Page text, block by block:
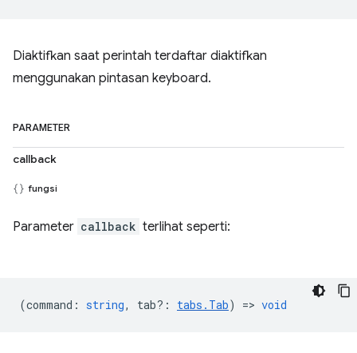
Diaktifkan saat perintah terdaftar diaktifkan
menggunakan pintasan keyboard.
PARAMETER
callback
fungsi
Parameter callback terlihat seperti:
(command : string, tab? : tabs.Tab) => void